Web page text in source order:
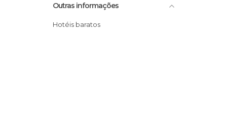
Outras informações
Hotéis baratos